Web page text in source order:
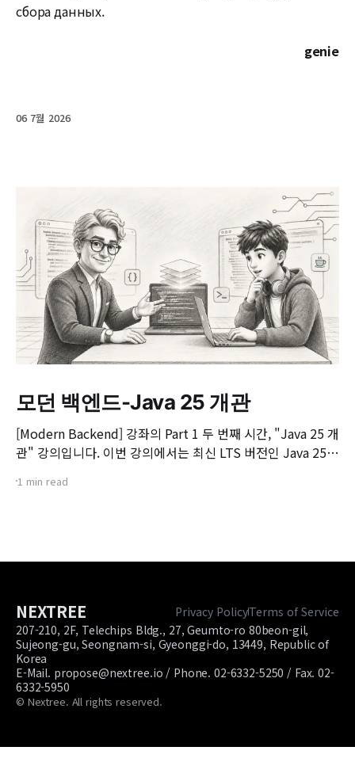
сбора данных.
genie
06 7월 2026
모던 백엔드-Java 25 개관
[Modern Backend] 강좌의 Part 1 두 번째 시간, "Java 25 개
관" 강의입니다. 이번 강의에서는 최신 LTS 버전인 Java 25의
Enhancement Proposal) 기능들을 살펴봅니다. 📌 주요 학
1 min read
NEXTREE Privacy PolicyTerms of Service
207-210, 2F, Telechips Bldg., 27, Geumto-ro 80beon-gil,
Sujeong-gu, Seongnam-si, Gyeonggi-do, 13449, Republic of
Korea
E-Mail. propose@nextree.io / Phone. 02-6332-5250 / Fax. 02-
6332-5950
© Nextree. All rights reserved.